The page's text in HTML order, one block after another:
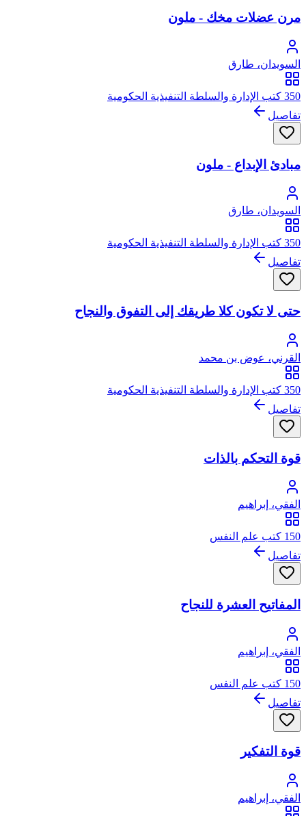
مرن عضلات مخك - ملون
السويدان، طارق
350 كتب الإدارة والسلطة التنفيذية الحكومية
تفاصيل
مبادئ الإبداع - ملون
السويدان، طارق
350 كتب الإدارة والسلطة التنفيذية الحكومية
تفاصيل
حتى لا تكون كلا طريقك إلى التفوق والنجاح
القرني، عوض بن محمد
350 كتب الإدارة والسلطة التنفيذية الحكومية
تفاصيل
قوة التحكم بالذات
الفقي، إبراهيم
150 كتب علم النفس
تفاصيل
المفاتيح العشرة للنجاح
الفقي، إبراهيم
150 كتب علم النفس
تفاصيل
قوة التفكير
الفقي، إبراهيم